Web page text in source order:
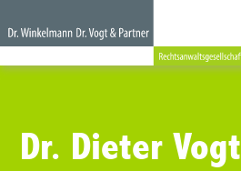
Dr. Dieter Vogt